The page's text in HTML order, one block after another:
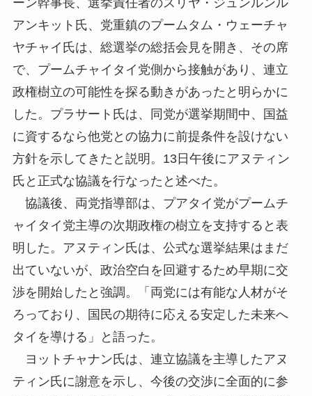
ーン幹事長、選挙責任者のスリヤ・ジュンルンル
アンキット氏、党重鎮のプームタム・ウェーチャ
ヤチャイ氏は、総選挙の総括会見を開き、その席
で、プームチャイタイ党側から接触があり、連立
政権樹立の可能性を探る動きがあったと明らかに
した。プラサート氏は、同党が選挙期間中、国益
に資するなら他党との協力に前提条件を設けない
方針を示してきたと説明。13日午後にアヌティン
氏と正式な協議を行なったと述べた。
協議後、両党指導部は、プアタイ党がプームチ
ャイタイ党主導の次期政権の樹立を支持すると表
明した。アヌティン氏は、公式な選挙結果はまだ
出ていないが、政治空白を回避するため早期に交
渉を開始したと強調。「両党には有能な人材がそ
ろっており、国民の期待に応える安定した未来へ
タイを導ける」と語った。
ヨットチャナン氏は、連立協議を主導したアヌ
ティン氏に謝意を示し、今後の交渉に全面的に参